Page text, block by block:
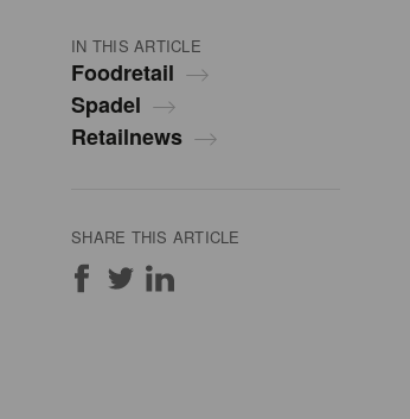
IN THIS ARTICLE
Foodretail
Spadel
Retailnews
SHARE THIS ARTICLE